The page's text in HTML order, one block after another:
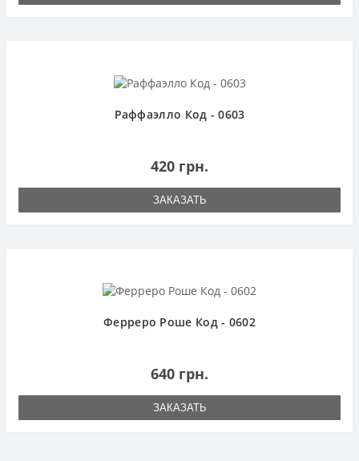
Раффаэлло Код - 0603
420 грн.
ЗАКАЗАТЬ
Ферреро Роше Код - 0602
640 грн.
ЗАКАЗАТЬ